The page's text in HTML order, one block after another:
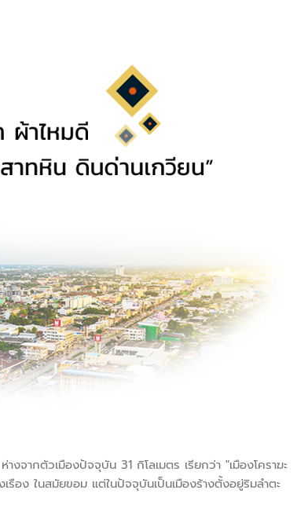
จากตัวเมืองปัจจุบัน 31 กิโลเมตร เรียกว่า "เมืองโคราฆะ
ง ในสมัยขอม แต่ในปัจจุบันเป็นเมืองร้างตั้งอยู่ริมลำตะ